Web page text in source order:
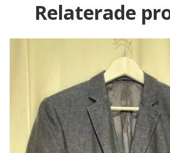
Relaterade